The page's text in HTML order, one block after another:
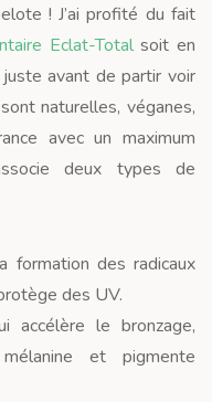
! J’ai profité du fait
Eclat-Totalsoit en
avant de partir voir
naturelles, véganes,
avec un maximum
deux types de
formation des radicaux
des UV.
accélère le bronzage,
et pigmente